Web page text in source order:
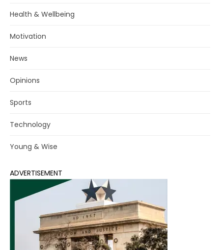
Health & Wellbeing
Motivation
News
Opinions
Sports
Technology
Young & Wise
ADVERTISEMENT